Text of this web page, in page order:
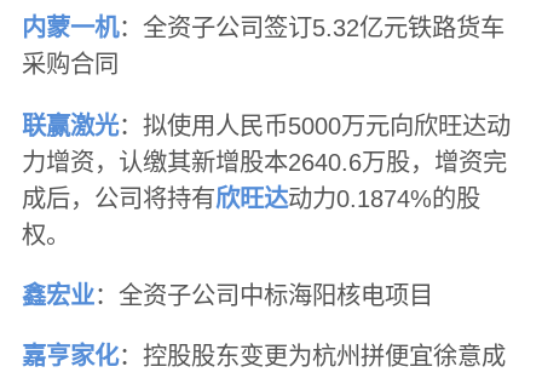
内蒙一机：全资子公司签订5.32亿元铁路货车
采购合同
联赢激光：拟使用人民币5000万元向欣旺达动
力增资，认缴其新增股本2640.6万股，增资完
成后，公司将持有欣旺达动力0.1874%的股
权。
鑫宏业：全资子公司中标海阳核电项目
嘉亨家化：控股股东变更为杭州拼便宜徐意成